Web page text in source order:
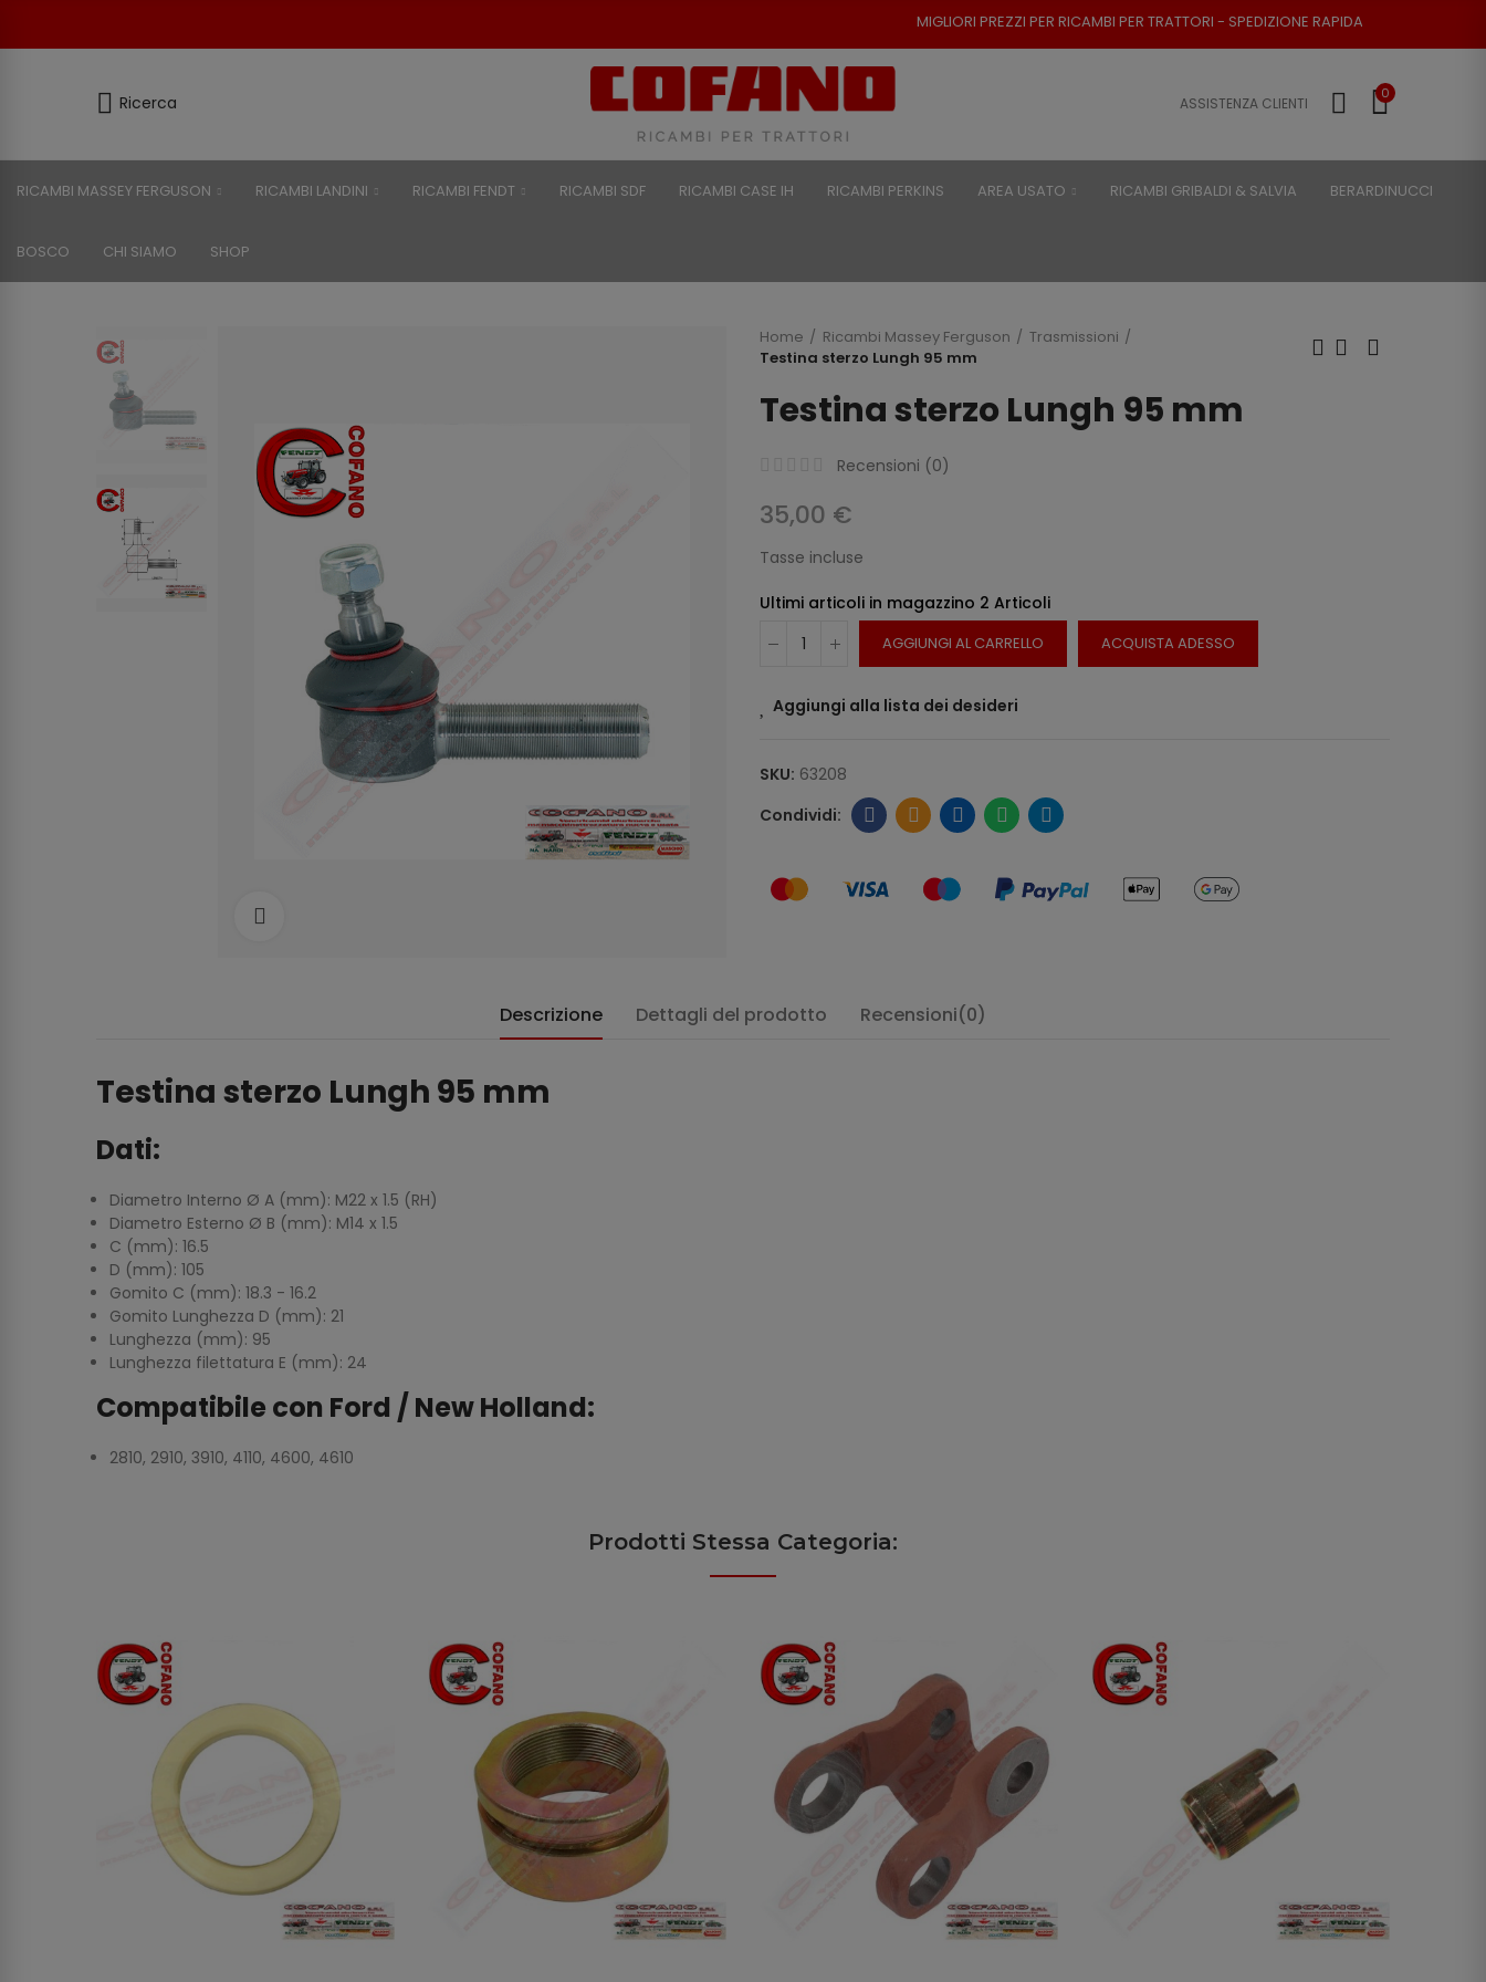
MIGLIORI PREZZI PER RICAMBI PER TRATTORI - SPEDIZIONE RAPIDA - RESO POSSIBILE
Ricerca ASSISTENZA CLIENTI
0
RICAMBI MASSEY FERGUSON RICAMBI LANDINI RICAMBI FENDT RICAMBI SDF RICAMBI CASE IH RICAMBI PERKINS AREA USATO RICAMBI GRIBALDI & SALVIA BERARDINUCCI
BOSCO CHI SIAMO SHOP
Home Ricambi Massey Ferguson
Trasmissioni
Testina sterzo Lungh 95 mm
Testina sterzo Lungh 95 mm
Recensioni (0)
35,00 €
Tasse incluse
Ultimi articoli in magazzino 2 Articoli
AGGIUNGI AL CARRELLO ACQUISTA ADESSO
Aggiungi alla lista dei desideri
SKU: 63208
Descrizione Dettagli del prodotto Recensioni(0)
Testina sterzo Lungh 95 mm
Dati:
Diametro Interno Ø A (mm): M22 x 1.5 (RH)
Diametro Esterno Ø B (mm): M14 x 1.5
C (mm): 16.5
D (mm): 105
Gomito C (mm): 18.3 - 16.2
Gomito Lunghezza D (mm): 21
Lunghezza (mm): 95
Lunghezza filettatura E (mm): 24
Compatibile con Ford / New Holland:
2810, 2910, 3910, 4110, 4600, 4610
Prodotti Stessa Categoria: